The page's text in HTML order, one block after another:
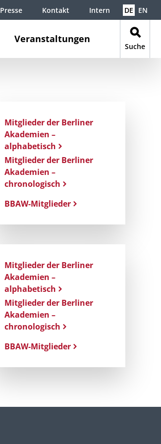
Veranstaltungen
Suche
Presse Kontakt Intern DE EN
Mitglieder der Berliner
Akademien –
alphabetisch
Mitglieder der Berliner
Akademien –
chronologisch
BBAW-Mitglieder
Mitglieder der Berliner
Akademien –
alphabetisch
Mitglieder der Berliner
Akademien –
chronologisch
BBAW-Mitglieder